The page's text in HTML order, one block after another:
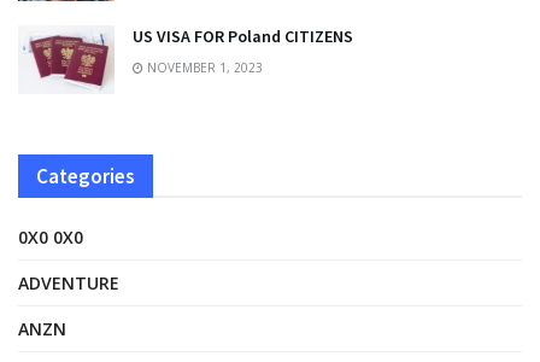
US VISA FOR Poland CITIZENS
NOVEMBER 1, 2023
Categories
0X0 0X0
ADVENTURE
ANZN